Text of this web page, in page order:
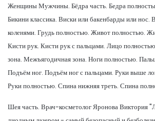
Женщины Мужчины. Бёдра часть. Бедра
Бикини классика. Виски или бакенбарды или нос.
коленями. Грудь полностью. Живот полностью.
Кисти рук. Кисти рук с пальцами. Лицо
зона. Межъягодичная зона. Ноги полностью.
Подъём ног. Подъём ног с пальцами. Руки выше
Руки полностью. Спина нижняя треть. Спина
Шея часть. Врач-косметолог Яронова Виктория